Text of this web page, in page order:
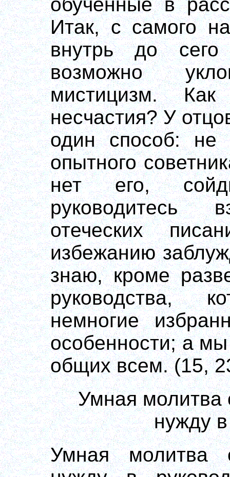
Итак, с самого
внутрь до сего
возможно
мистицизм.
несчастия? У
один способ: не
опытного
нет его,
руководитесь
отеческих
избежанию
знаю, кроме
руководства,
немногие
особенности; а
общих всем. (15,
Умная
нужду
Умная молитва